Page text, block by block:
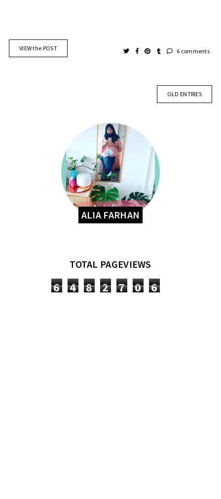
VIEW the POST 6 comments
OLD ENTRIES
ALIA FARHAN
TOTAL PAGEVIEWS
6 4 8 2 7 0 6